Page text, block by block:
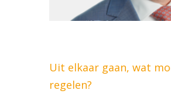
Uit elkaar gaan, wat
regelen?